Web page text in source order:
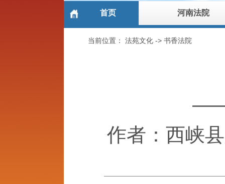
首页 河南法院
当前位置：法苑文化 ->书香法院
——
作者：西峡